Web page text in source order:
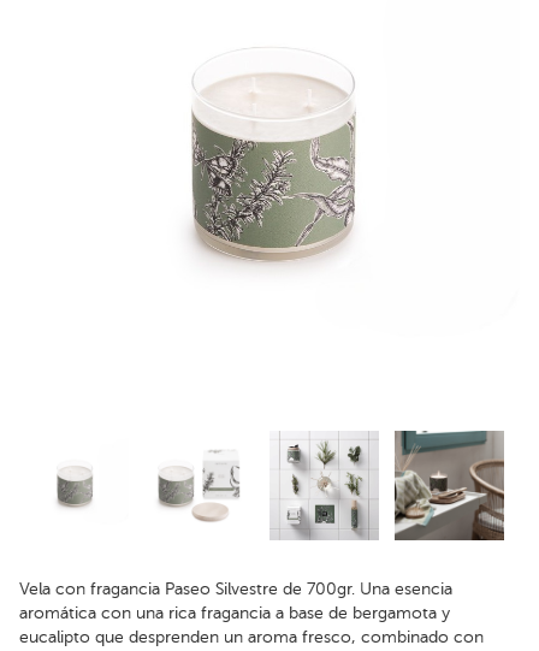
Vela con fragancia Paseo Silvestre de 700gr. Una esencia
aromática con una rica fragancia a base de bergamota y
eucalipto que desprenden un aroma fresco, combinado con